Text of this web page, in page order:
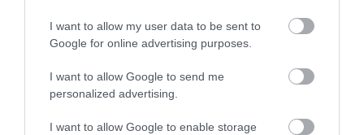
I want to allow my user data to be sent to
Google for online advertising purposes.
I want to allow Google to send me
personalized advertising.
I want to allow Google to enable storage